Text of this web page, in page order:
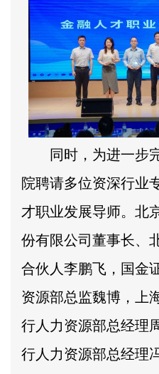
同时，为进一步
院聘请多位资深行业
才职业发展导师。北
份有限公司董事长、
合伙人李鹏飞，国金
资源部总监魏博，上
行人力资源部总经理
行人力资源部总经理